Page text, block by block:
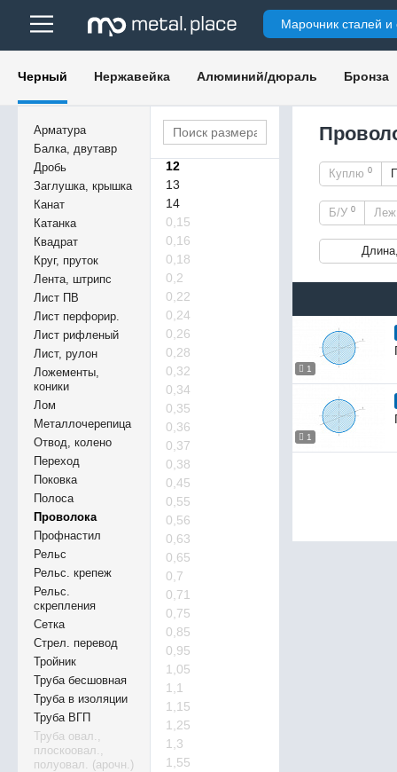
Марочник сталей и
Черный Нержавейка Алюминий/дюраль Бронза
Арматура
Балка, двутавр
Дробь
Заглушка, крышка
Канат
Катанка
Квадрат
Круг, пруток
Лента, штрипс
Лист ПВ
Лист перфорир.
Лист рифленый
Лист, рулон
Ложементы,
коники
Лом
Металлочерепица
Отвод, колено
Переход
Поковка
Полоса
Проволока
Профнастил
Рельс
Рельс. крепеж
Рельс.
скрепления
Сетка
Стрел. перевод
Тройник
Труба бесшовная
Труба в изоляции
Труба ВГП
Труба овал.,
плоскоовал.,
полуовал. (арочн.)
4,5
5
6
7
9
10
11
12
13
14
0,15
0,16
0,18
0,2
0,22
0,24
0,26
0,28
0,32
0,34
0,35
0,36
0,37
0,38
0,45
0,55
0,56
0,63
0,65
0,7
0,71
0,75
0,85
0,95
1,05
1,1
1,15
1,25
1,3
1,55
Куплю 0
Б/У 0
1
1